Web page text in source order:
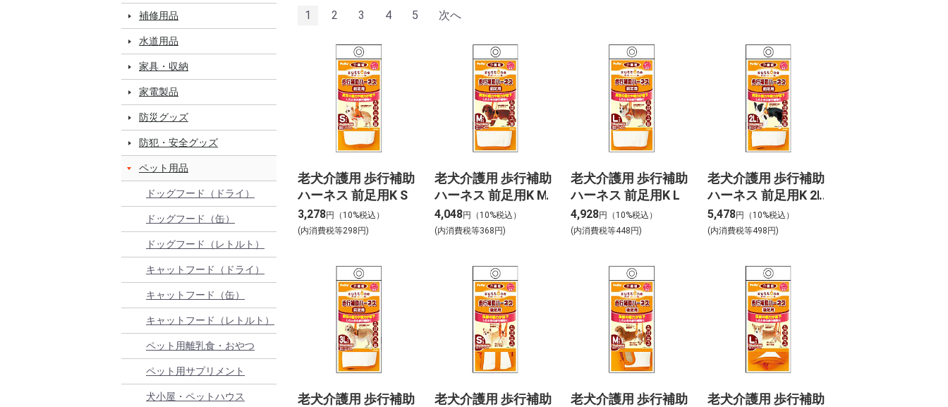
補修用品
水道用品
家具・収納
家電製品
防災グッズ
防犯・安全グッズ
ペット用品
ドッグフード（ドライ）
ドッグフード（缶）
ドッグフード（レトルト）
キャットフード（ドライ）
キャットフード（缶）
キャットフード（レトルト）
ペット用離乳食・おやつ
ペット用サプリメント
犬小屋・ペットハウス
1 2 3 4 5 次へ
老犬介護用 歩行補助
ハーネス 前足用K S
3,278円（10%税込）
(内消費税等298円)
老犬介護用 歩行補助
ハーネス 前足用K M
4,048円（10%税込）
(内消費税等368円)
老犬介護用 歩行補助
ハーネス 前足用K L
4,928円（10%税込）
(内消費税等448円)
老犬介護用 歩行補助
ハーネス 前足用K 2L
5,478円（10%税込）
(内消費税等498円)
老犬介護用 歩行補助
老犬介護用 歩行補助
老犬介護用 歩行補助
老犬介護用 歩行補助